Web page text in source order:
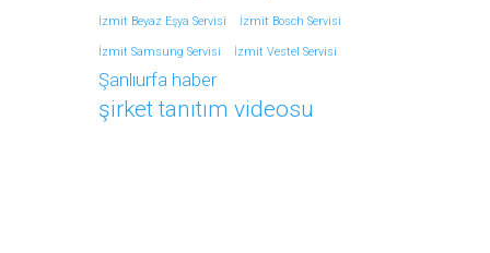
İzmit Beyaz Eşya Servisi İzmit Bosch Servisi
İzmit Samsung Servisi İzmit Vestel Servisi
Şanlıurfa haber
şirket tanıtım videosu